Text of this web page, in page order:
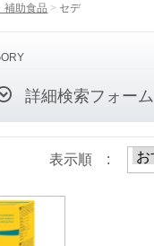
補助食品 セデ
詳細検索フォーム
表示順 :